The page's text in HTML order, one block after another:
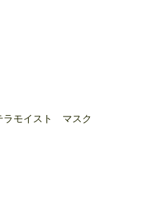
ラモイスト　マスク